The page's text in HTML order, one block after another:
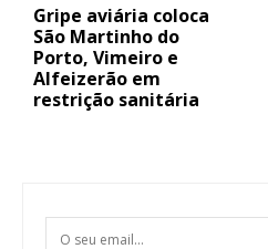
Gripe aviária coloca
São Martinho do
Porto, Vimeiro e
Alfeizerão em
restrição sanitária